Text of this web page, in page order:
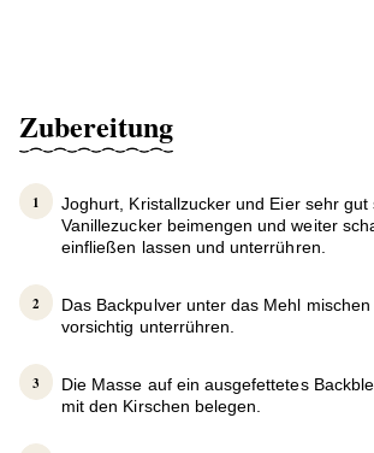
Zubereitung
Joghurt, Kristallzucker und Eier sehr
Vanillezucker beimengen und weiter
einfließen lassen und unterrühren.
Das Backpulver unter das Mehl
vorsichtig unterrühren.
Die Masse auf ein ausgefettetes
mit den Kirschen belegen.